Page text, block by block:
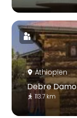
Äthiopien
Debre Damo
113.7 km